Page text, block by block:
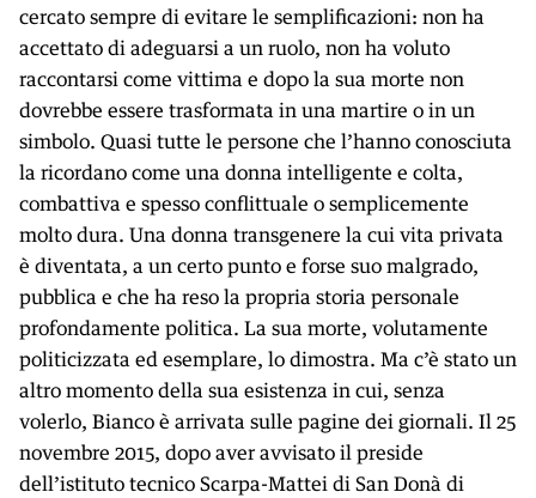
cercato sempre di evitare le semplificazioni: non ha
accettato di adeguarsi a un ruolo, non ha voluto
raccontarsi come vittima e dopo la sua morte non
dovrebbe essere trasformata in una martire o in un
simbolo. Quasi tutte le persone che l’hanno conosciuta
la ricordano come una donna intelligente e colta,
combattiva e spesso conflittuale o semplicemente
molto dura. Una donna transgenere la cui vita privata
è diventata, a un certo punto e forse suo malgrado,
pubblica e che ha reso la propria storia personale
profondamente politica. La sua morte, volutamente
politicizzata ed esemplare, lo dimostra. Ma c’è stato un
altro momento della sua esistenza in cui, senza
volerlo, Bianco è arrivata sulle pagine dei giornali. Il 25
novembre 2015, dopo aver avvisato il preside
dell’istituto tecnico Scarpa-Mattei di San Donà di